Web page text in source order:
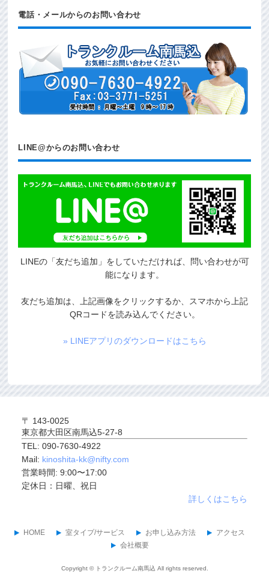
電話・メールからのお問い合わせ
LINE@からのお問い合わせ
LINEの「友だち追加」をしていただければ、問い合わせが可
能になります。
友だち追加は、上記画像をクリックするか、スマホから上記
QRコードを読み込んでください。
» LINEアプリのダウンロードはこちら
〒 143-0025
東京都大田区南馬込5-27-8
TEL: 090-7630-4922
Mail: kinoshita-kk@nifty.com
営業時間: 9:00〜17:00
定休日：日曜、祝日
詳しくはこちら
HOME 室タイプ/サービス お申し込み方法
アクセス
会社概要
Copyright © トランクルーム南馬込 All rights reserved.